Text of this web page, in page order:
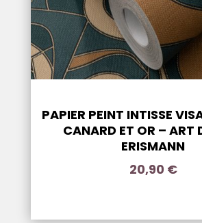
PAPIER PEINT INTISSE
CANARD ET OR – ART
ERISMANN
20,90 €